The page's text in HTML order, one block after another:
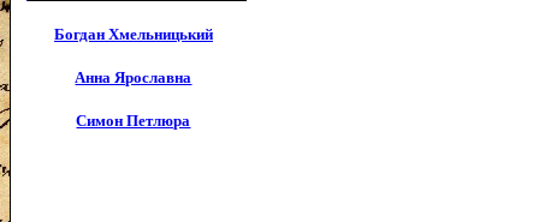
Богдан Хмельницький
Анна Ярославна
Симон Петлюра